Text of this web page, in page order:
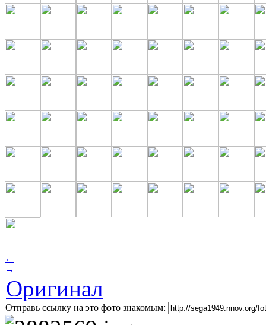
←
→
Оригинал
Отправь ссылку на это фото знакомым: